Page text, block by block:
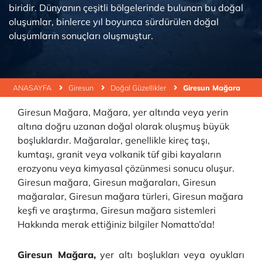
ANASAYFA Giresun Doğal Güzellikler Giresun Mağara
biridir. Dünyanın çeşitli bölgelerinde bulunan bu doğal
oluşumlar, binlerce yıl boyunca sürdürülen doğal
oluşumların sonuçları oluşmuştur.
Giresun Mağara, Mağara, yer altında veya yerin
altına doğru uzanan doğal olarak oluşmuş büyük
boşluklardır. Mağaralar, genellikle kireç taşı,
kumtaşı, granit veya volkanik tüf gibi kayaların
erozyonu veya kimyasal çözünmesi sonucu oluşur.
Giresun mağara, Giresun mağaraları, Giresun
mağaralar, Giresun mağara türleri, Giresun mağara
keşfi ve araştırma, Giresun mağara sistemleri
Hakkında merak ettiğiniz bilgiler Nomatto’da!
Giresun Mağara,yer altı boşlukları veya oyukları